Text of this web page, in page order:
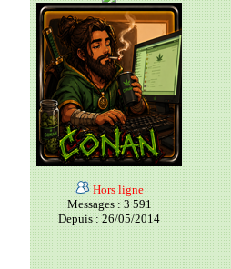
Hors ligne
Messages : 3 591
Depuis : 26/05/2014